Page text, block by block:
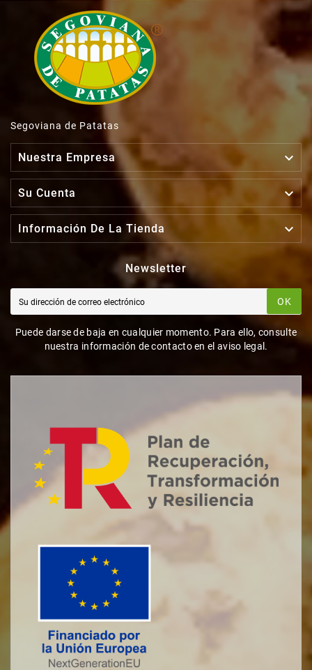
Segoviana de Patatas
Nuestra Empresa 
Su Cuenta 
Información De La Tienda 
Newsletter
OK
Puede darse de baja en cualquier momento. Para ello, consulte
nuestra información de contacto en el aviso legal.